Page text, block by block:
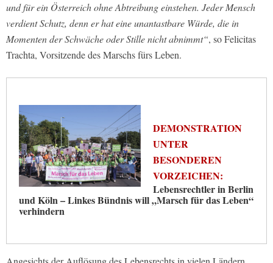
und für ein Österreich ohne Abtreibung einstehen. Jeder Mensch
verdient Schutz, denn er hat eine unantastbare Würde, die in
Momenten der Schwäche oder Stille nicht abnimmt“, so Felicitas
Trachta, Vorsitzende des Marschs fürs Leben.
DEMONSTRATION
UNTER
BESONDEREN
VORZEICHEN:
Lebensrechtler in Berlin
und Köln – Linkes Bündnis will „Marsch für das Leben“
verhindern